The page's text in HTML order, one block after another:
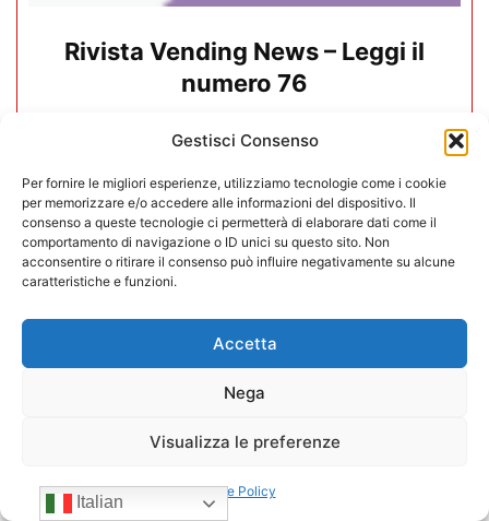
Gestisci Consenso
Per fornire le migliori esperienze, utilizziamo tecnologie come i cookie
per memorizzare e/o accedere alle informazioni del dispositivo. Il
consenso a queste tecnologie ci permetterà di elaborare dati come il
comportamento di navigazione o ID unici su questo sito. Non
acconsentire o ritirare il consenso può influire negativamente su alcune
caratteristiche e funzioni.
Accetta
Nega
Visualizza le preferenze
Cookie Policy
Rivista Vending News – Leggi il
numero 76
18/06/2025
Carica altri
CONFIDA
Italian